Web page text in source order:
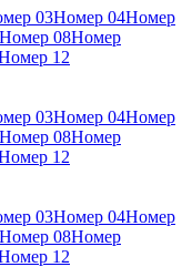
03Номер 04Номер
Номер 08Номер
12
03Номер 04Номер
Номер 08Номер
12
03Номер 04Номер
Номер 08Номер
12